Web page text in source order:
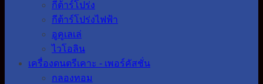
กีต้าร์โปร่ง
กีต้าร์โปร่งไฟฟ้า
อูคูเลเล่
ไวโอลิน
เครื่องดนตรีเคาะ - เพอร์คัสชั่น
กลองทอม